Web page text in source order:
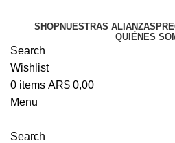
SHOPNUESTRAS ALIANZAS
QUIÉNES
Search
Wishlist
0 items AR$ 0,00
Menu
Search